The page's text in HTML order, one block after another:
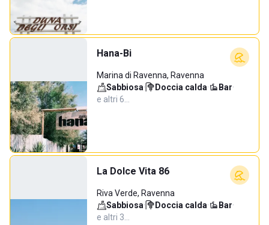
Hana-Bi
Marina di Ravenna, Ravenna
Sabbiosa· Doccia calda· Bar·
e altri 6…
La Dolce Vita 86
Riva Verde, Ravenna
Sabbiosa· Doccia calda· Bar·
e altri 3…